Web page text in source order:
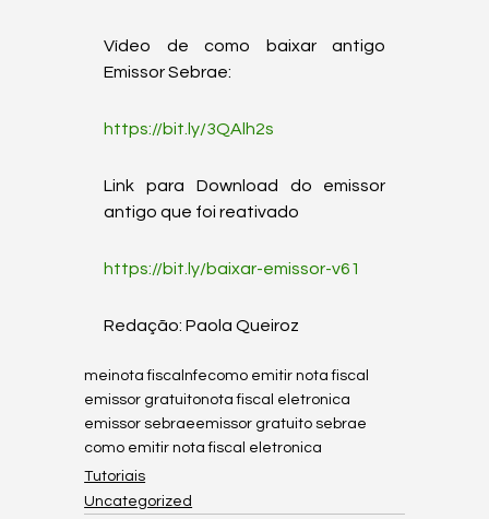
Vídeo de como baixar antigo
Emissor Sebrae:
https://bit.ly/3QAlh2s
Link para Download do emissor
antigo que foi reativado
https://bit.ly/baixar-emissor-v61
Redação: Paola Queiroz
meinota fiscalnfecomo emitir nota fiscal
emissor gratuitonota fiscal eletronica
emissor sebraeemissor gratuito sebrae
como emitir nota fiscal eletronica
Tutoriais
Uncategorized